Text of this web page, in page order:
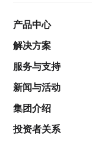
产品中心
解决方案
服务与支持
新闻与活动
集团介绍
投资者关系